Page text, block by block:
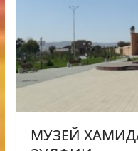
МУЗЕЙ